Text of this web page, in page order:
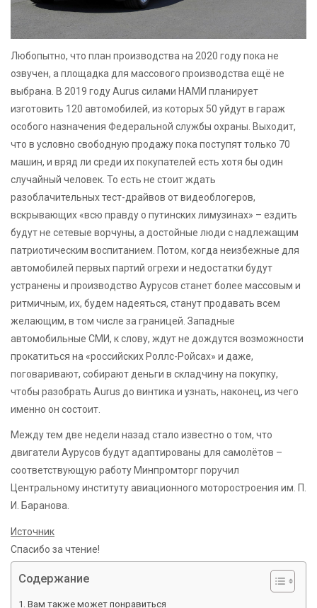
Любопытно, что план производства на 2020 году пока не
озвучен, а площадка для массового производства ещё не
выбрана. В 2019 году Aurus силами НАМИ планирует
изготовить 120 автомобилей, из которых 50 уйдут в гараж
особого назначения Федеральной службы охраны. Выходит,
что в условно свободную продажу пока поступят только 70
машин, и вряд ли среди их покупателей есть хотя бы один
случайный человек. То есть не стоит ждать
разоблачительных тест-драйвов от видеоблогеров,
вскрывающих «всю правду о путинских лимузинах» – ездить
будут не сетевые ворчуны, а достойные люди с надлежащим
патриотическим воспитанием. Потом, когда неизбежные для
автомобилей первых партий огрехи и недостатки будут
устранены и производство Аурусов станет более массовым и
ритмичным, их, будем надеяться, станут продавать всем
желающим, в том числе за границей. Западные
автомобильные СМИ, к слову, ждут не дождутся возможности
прокатиться на «российских Роллс-Ройсах» и даже,
поговаривают, собирают деньги в складчину на покупку,
чтобы разобрать Aurus до винтика и узнать, наконец, из чего
именно он состоит.
Между тем две недели назад стало известно о том, что
двигатели Аурусов будут адаптированы для самолётов –
соответствующую работу Минпромторг поручил
Центральному институту авиационного моторостроения им. П.
И. Баранова.
Источник
Спасибо за чтение!
Содержание
Вам также может понравиться